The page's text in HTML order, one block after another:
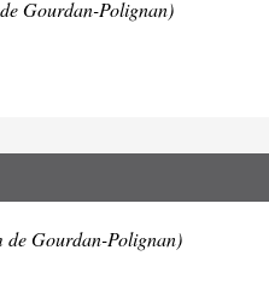
Gourdan-Polignan)
de Gourdan-Polignan)